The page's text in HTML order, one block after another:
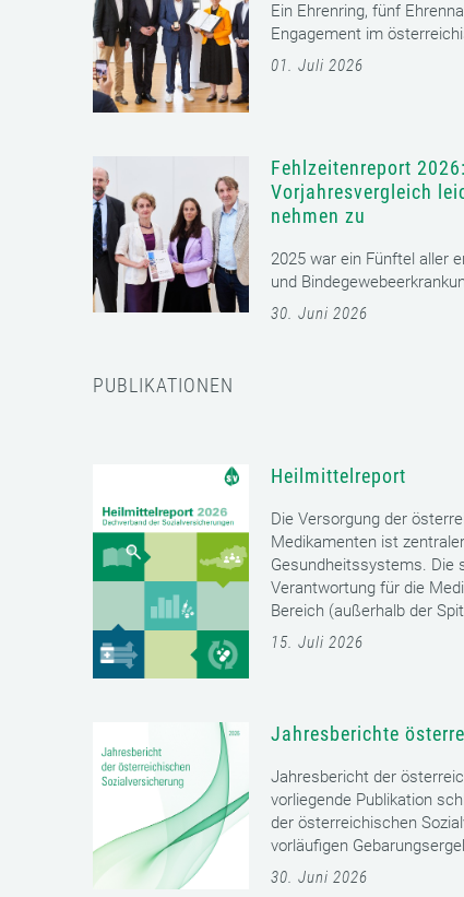
Ein Ehrenring, fünf
Engagement im
01. Juli 2026
Fehlzeitenreport
Vorjahresvergleich
nehmen zu
2025 war ein Fünftel aller
und
30. Juni 2026
PUBLIKATIONEN
Heilmittelreport
Die Versorgung der
Medikamenten ist
Gesundheitssystems. Die
Verantwortung für die
Bereich (außerhalb der
15. Juli 2026
Jahresberichte
Jahresbericht der
vorliegende Publikation
der österreichischen
vorläufigen
30. Juni 2026